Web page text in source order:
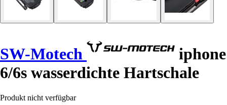
SW-Motech
iphone
6/6s wasserdichte Hartschale
Produkt nicht verfügbar